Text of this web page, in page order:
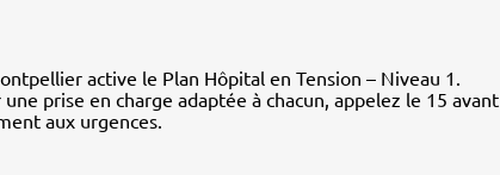
active le Plan Hôpital en Tension – Niveau 1.
prise en charge adaptée à chacun, appelez le 15 avant
aux urgences.